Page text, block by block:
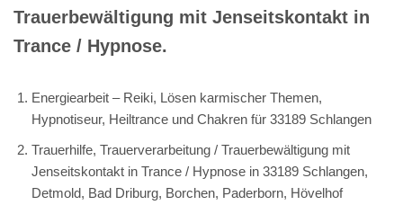
Trauerbewältigung mit Jenseitskontakt in
Trance / Hypnose.
Energiearbeit – Reiki, Lösen karmischer Themen,
Hypnotiseur, Heiltrance und Chakren für 33189 Schlangen
Trauerhilfe, Trauerverarbeitung / Trauerbewältigung mit
Jenseitskontakt in Trance / Hypnose in 33189 Schlangen,
Detmold, Bad Driburg, Borchen, Paderborn, Hövelhof